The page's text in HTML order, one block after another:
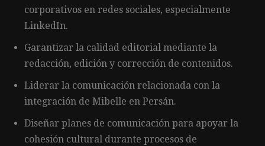
corporativos en redes sociales, especialmente
LinkedIn.
Garantizar la calidad editorial mediante la
redacción, edición y corrección de contenidos.
Liderar la comunicación relacionada con la
integración de Mibelle en Persán.
Diseñar planes de comunicación para apoyar la
cohesión cultural durante procesos de